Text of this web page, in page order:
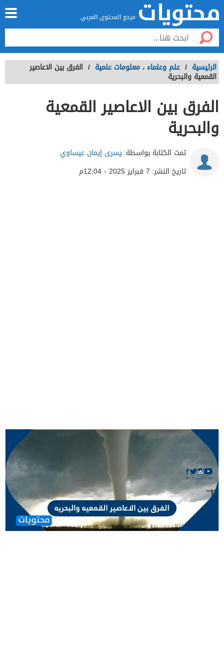
مرجع المحتوى العربي
الرئيسية / علم وعلماء ، معلومات علمية / الفرق بين الاعاصير
القمعية والبحرية
الفرق بين الاعاصير القمعية
والبحرية
تمت الكتابة بواسطة: يسرى إيمان عيساوي
تاريخ النشر: 7 فبراير 2025 - 12:04م